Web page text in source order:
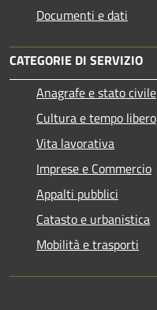
Documenti e dati
CATEGORIE DI SERVIZIO
Anagrafe e stato civile
Cultura e tempo libero
Vita lavorativa
Imprese e Commercio
Appalti pubblici
Catasto e urbanistica
Mobilità e trasporti